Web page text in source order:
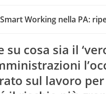
Working nella PA:
cosa sia il
sul lavoro